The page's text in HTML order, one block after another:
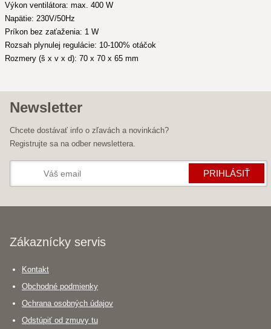
Výkon ventilátora: max. 400 W
Napätie: 230V/50Hz
Príkon bez zaťaženia: 1 W
Rozsah plynulej regulácie: 10-100% otáčok
Rozmery (š x v x d): 70 x 70 x 65 mm
Newsletter
Chcete dostávať info o zľavách a novinkách?
Registrujte sa na odber newslettera.
PRIHLÁSIŤ
Zákaznícky servis
Kontakt
Obchodné podmienky
Ochrana osobných údajov
Odstúpiť od zmuvy tu